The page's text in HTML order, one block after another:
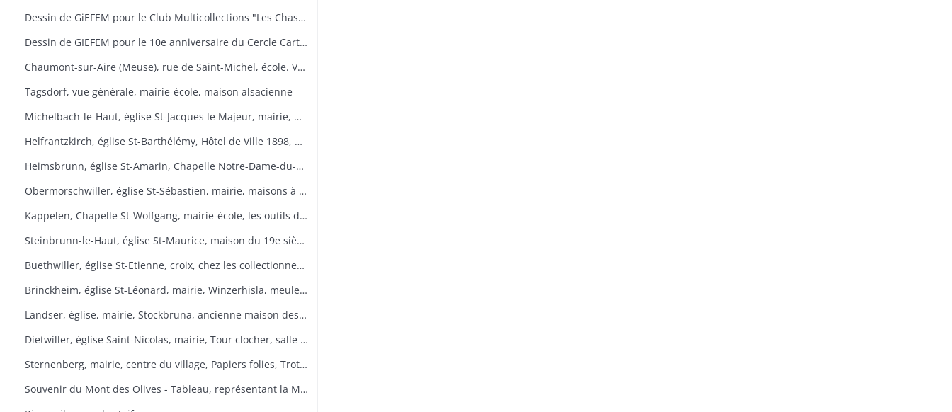
Dessin de GiEFEM pour le Club Multicollections "Les Chasseurs d'Images". Mulhouse. Carte n° 15
Dessin de GIEFEM pour le 10e anniversaire du Cercle Cartophile de Thann et de la Vallée de la Thur. Novembre 1997
Chaumont-sur-Aire (Meuse), rue de Saint-Michel, école. Vue d'une carte postale pour l'exposition de cartes postales anciennes (11 octobre 2009)
Tagsdorf, vue générale, mairie-école, maison alsacienne
Michelbach-le-Haut, église St-Jacques le Majeur, mairie, maison 1832, fontaine, fête du pain
Helfrantzkirch, église St-Barthélémy, Hôtel de Ville 1898, maison alsacienne
Heimsbrunn, église St-Amarin, Chapelle Notre-Dame-du-Chêne, Maison Ste-Anne, mairie
Obermorschwiller, église St-Sébastien, mairie, maisons à colombages
Kappelen, Chapelle St-Wolfgang, mairie-école, les outils d'antan, chez le collectionneur de tracteurs
Steinbrunn-le-Haut, église St-Maurice, maison du 19e siècle, vue générale
Buethwiller, église St-Etienne, croix, chez les collectionneurs
Brinckheim, église St-Léonard, mairie, Winzerhisla, meule 1597, moulin
Landser, église, mairie, Stockbruna, ancienne maison des sœurs, Monastère St-Alphonse
Dietwiller, église Saint-Nicolas, mairie, Tour clocher, salle des fêtes
Sternenberg, mairie, centre du village, Papiers folies, Trotta Hisla
Souvenir du Mont des Olives - Tableau, représentant la Mort, à l'entrée du dortoir peint par Père M. Joseph (Baron de Géramb, général autrichien, mort en 1848 comme procurateur des Trappistes).